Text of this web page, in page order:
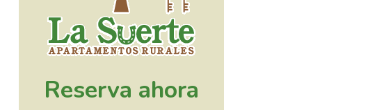
Reserva ahora